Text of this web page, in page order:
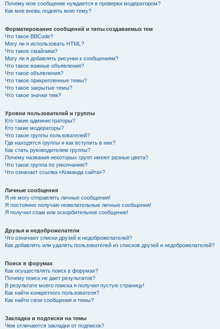
Почему мое сообщение нуждается в проверки модератором?
Как мне вновь поднять мою тему?
Форматирование сообщений и типы создаваемых тем
Что такое BBCode?
Могу ли я использовать HTML?
Что такое смайлики?
Могу ли я добавлять рисунки к сообщениям?
Что такое важные объявления?
Что такое объявления?
Что такое прикрепленные темы?
Что такое закрытые темы?
Что такое значки тем?
Уровни пользователей и группы
Кто такие администраторы?
Кто такие модераторы?
Что такое группы пользователей?
Где находятся группы и как вступить в них?
Как стать руководителем группы?
Почему названия некоторых групп имеют разные цвета?
Что такое группа по умолчанию?
Что означает ссылка «Команда сайта»?
Личные сообщения
Я не могу отправлять личные сообщения!
Я постоянно получаю нежелательные личные сообщения!
Я получил спам или оскорбительное сообщение!
Друзья и недоброжелатели
Что означают списки друзей и недоброжелателей?
Как добавлять или удалять пользователей из списков друзей и недоброжелателей?
Поиск в форумах
Как осуществлять поиск в форумах?
Почему поиск не дает результатов?
В результате моего поиска я получил пустую страницу!
Как найти конкретного пользователя?
Как найти свои сообщения и темы?
Закладки и подписки на темы
Чем отличаются закладки от подписок?